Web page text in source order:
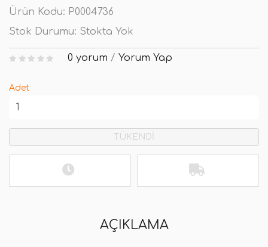
Ürün Kodu: P0004736
Stok Durumu: Stokta Yok
0 yorum / Yorum Yap
Adet
TÜKENDİ
AÇIKLAMA